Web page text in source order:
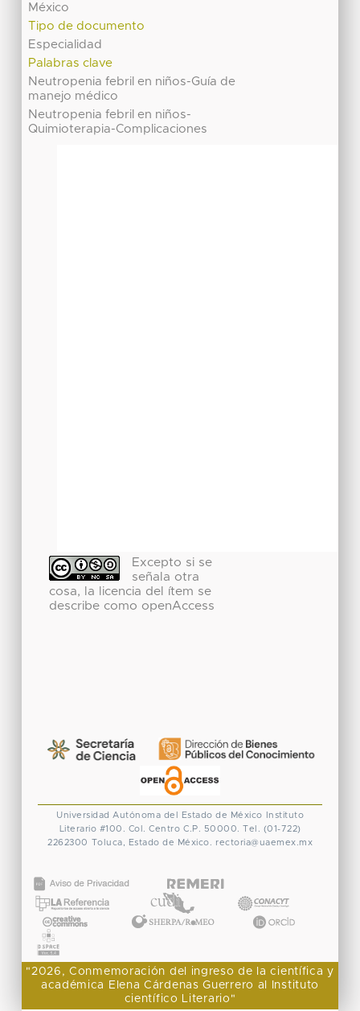
México
Tipo de documento
Especialidad
Palabras clave
Neutropenia febril en niños-Guía de
manejo médico
Neutropenia febril en niños-
Quimioterapia-Complicaciones
Excepto si se
señala otra
cosa, la licencia del ítem se
describe como openAccess
Universidad Autónoma del Estado de México
Instituto
Literario #100. Col. Centro C.P. 50000. Tel. (01-722)
2262300
Toluca, Estado de México. rectoria@uaemex.mx
"2026, Conmemoración del ingreso de la científica y
académica Elena Cárdenas Guerrero al Instituto
científico Literario"